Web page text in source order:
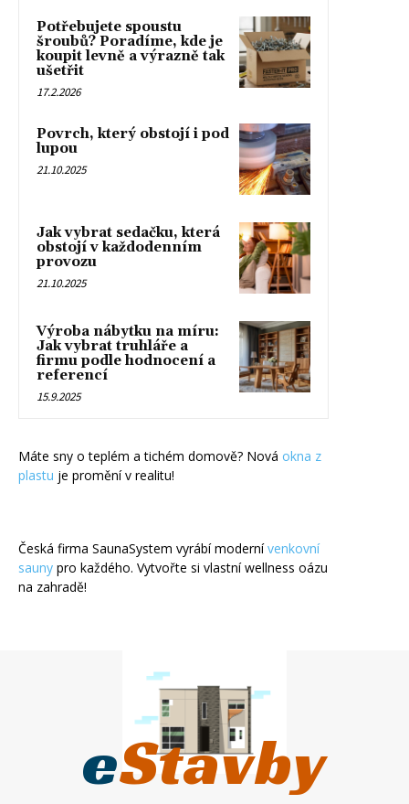
Potřebujete spoustu
šroubů? Poradíme, kde je
koupit levně a výrazně tak
ušetřit
17.2.2026
Povrch, který obstojí i pod
lupou
21.10.2025
Jak vybrat sedačku, která
obstojí v každodenním
provozu
21.10.2025
Výroba nábytku na míru:
Jak vybrat truhláře a
firmu podle hodnocení a
referencí
15.9.2025
Máte sny o teplém a tichém domově? Nová okna z
plastu je promění v realitu!
Česká firma SaunaSystem vyrábí modernívenkovní
sauny pro každého. Vytvořte si vlastní wellness oázu
na zahradě!
eStavby